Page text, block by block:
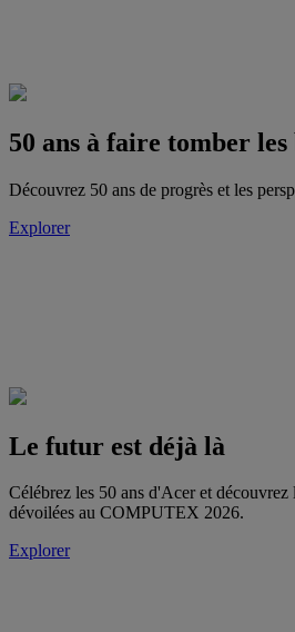
50 ans à faire tomber
Découvrez 50 ans de progrès et les
Explorer
Le futur est déjà là
Célébrez les 50 ans d'Acer et
dévoilées au COMPUTEX 2026.
Explorer